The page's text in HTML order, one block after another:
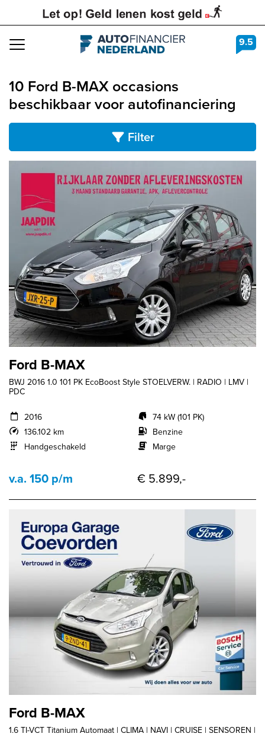
Navigation 9.5
10 Ford B-MAX occasions
beschikbaar voor autofinanciering
Filter
Ford B-MAX
BWJ 2016 1.0 101 PK EcoBoost Style STOELVERW. | RADIO | LMV |
PDC
2016
136.102 km
Handgeschakeld
74 kW (101 PK)
Benzine
Marge
v.a. 150 p/m € 5.899,-
Ford B-MAX
1.6 TI-VCT Titanium Automaat | CLIMA | NAVI | CRUISE | SENSOREN |